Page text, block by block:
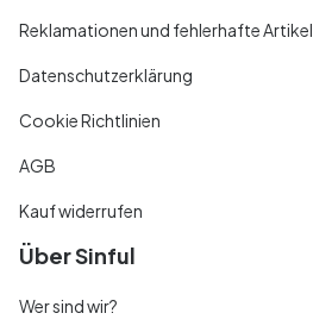
Reklamationen und fehlerhafte Artikel
Datenschutzerklärung
Cookie Richtlinien
AGB
Kauf widerrufen
Über Sinful
Wer sind wir?